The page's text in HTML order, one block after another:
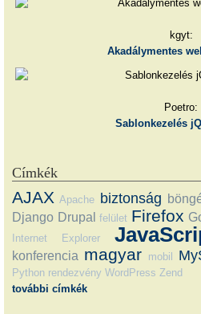
kgyt:
Akadálymentes
Poetro:
Sablonkezelés
Címkék
AJAX Apache biztonság
Django Drupal felület Firefox
Internet Explorer
konferencia magyar mobil
Python rendezvény WordPress Zend
további címkék